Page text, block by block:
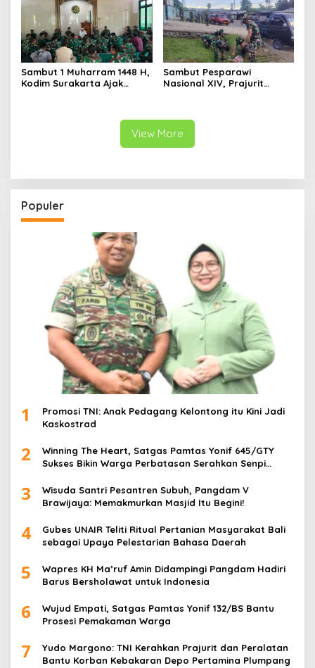
Sambut 1 Muharram 1448 H,
Kodim Surakarta Ajak
Sambut Pesparawi
Nasional XIV, Prajurit
View More
Populer
1
Promosi TNI: Anak Pedagang Kelontong itu Kini Jadi
Kaskostrad
2
Winning The Heart, Satgas Pamtas Yonif 645/GTY
Sukses Bikin Warga Perbatasan Serahkan Senpi
3
Wisuda Santri Pesantren Subuh, Pangdam V
Brawijaya: Memakmurkan Masjid Itu Begini!
4
Gubes UNAIR Teliti Ritual Pertanian Masyarakat Bali
sebagai Upaya Pelestarian Bahasa Daerah
5
Wapres KH Ma’ruf Amin Didampingi Pangdam Hadiri
Barus Bersholawat untuk Indonesia
6
Wujud Empati, Satgas Pamtas Yonif 132/BS Bantu
Prosesi Pemakaman Warga
7
Yudo Margono: TNI Kerahkan Prajurit dan Peralatan
Bantu Korban Kebakaran Depo Pertamina Plumpang